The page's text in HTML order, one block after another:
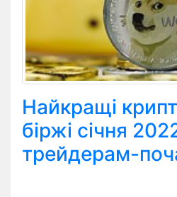
Найкращі
біржі січня
трейдерам-